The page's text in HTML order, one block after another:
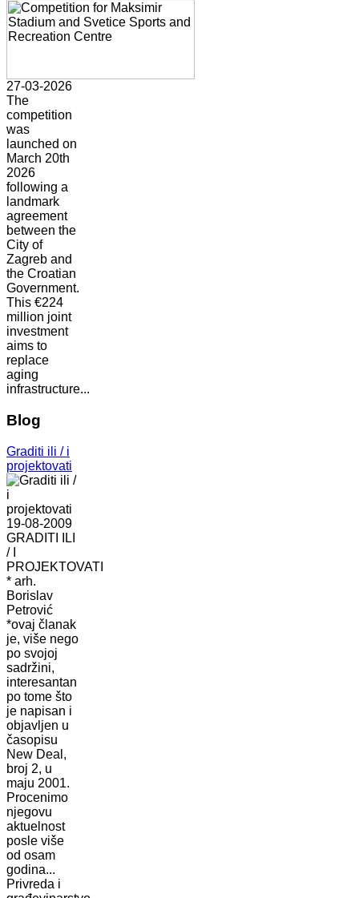
27-03-2026
The
competition
was
launched on
March 20th
2026
following a
landmark
agreement
between the
City of
Zagreb and
the Croatian
Government.
This €224
million joint
investment
aims to
replace
aging
infrastructure...
Blog
Graditi ili / i
projektovati
19-08-2009
GRADITI ILI
/ I
PROJEKTOVATI
* arh.
Borislav
Petrović
*ovaj članak
je, više nego
po svojoj
sadržini,
interesantan
po tome što
je napisan i
objavljen u
časopisu
New Deal,
broj 2, u
maju 2001.
Procenimo
njegovu
aktuelnost
posle više
od osam
godina...
Privreda i